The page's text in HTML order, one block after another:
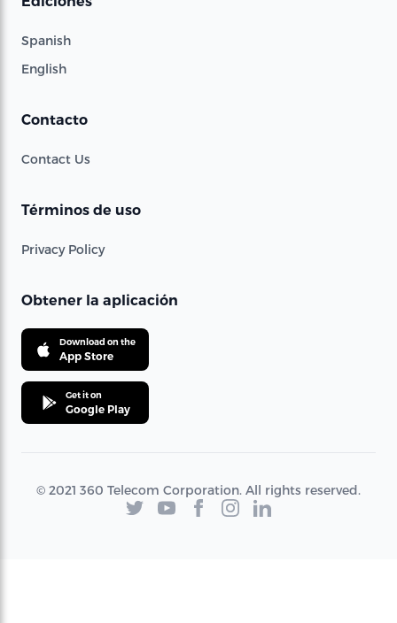
Spanish
English
Contacto
Contact Us
Términos de uso
Privacy Policy
Obtener la aplicación
Download on the
App Store
Get it on
Google Play
© 2021 360 Telecom Corporation. All rights reserved.